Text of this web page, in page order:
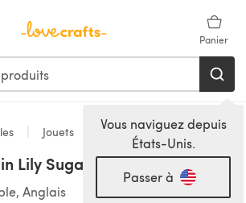
Panier
Vous naviguez depuis
États-Unis.
Passer à
Jouets
Lily Sugar 'n Cream Solids
Anglais